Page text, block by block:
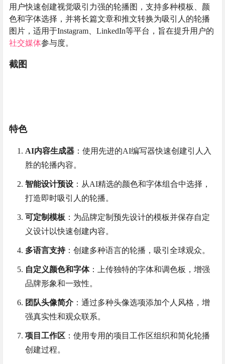
用户快速创建视觉吸引力强的轮播图，支持多种模板、颜
色和字体选择，并将长篇文章和推文转换为吸引人的轮播
图片，适用于Instagram、LinkedIn等平台，旨在提升用户的
社交媒体参与度。
截图
特色
AI内容生成器 ：使用先进的AI编写器快速创建引人入
胜的轮播内容。
智能设计预设 ：从AI精选的颜色和字体组合中选择，
打造即时吸引人的轮播。
可定制模板 ：为品牌定制预先设计的模板并保存自定
义设计以快速创建内容。
多语言支持：创建多种语言的轮播，吸引全球观众。
自定义颜色和字体：上传独特的字体和调色板，增强
品牌形象和一致性。
团队头像简介：通过多种头像选项添加个人风格，增
强真实性和观众联系。
项目工作区 ：使用专用的项目工作区组织和简化轮播
创建过程。